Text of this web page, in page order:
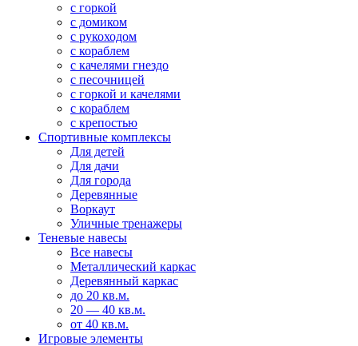
с горкой
с домиком
с рукоходом
с кораблем
с качелями гнездо
с песочницей
с горкой и качелями
с кораблем
с крепостью
Спортивные комплексы
Для детей
Для дачи
Для города
Деревянные
Воркаут
Уличные тренажеры
Теневые навесы
Все навесы
Металлический каркас
Деревянный каркас
до 20 кв.м.
20 — 40 кв.м.
от 40 кв.м.
Игровые элементы